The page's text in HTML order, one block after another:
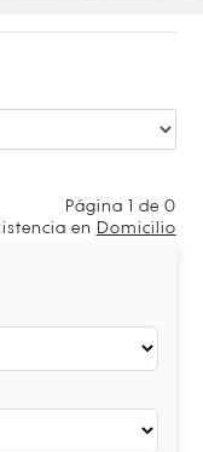
Página 1 de 0
en Domicilio